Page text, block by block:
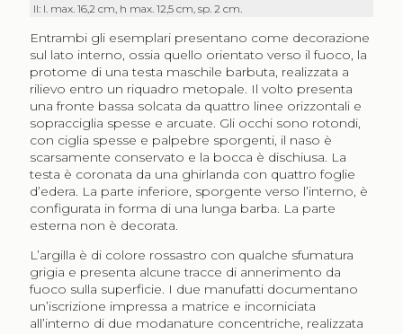
II: l. max. 16,2 cm, h max. 12,5 cm, sp. 2 cm.
Entrambi gli esemplari presentano come decorazione
sul lato interno, ossia quello orientato verso il fuoco, la
protome di una testa maschile barbuta, realizzata a
rilievo entro un riquadro metopale. Il volto presenta
una fronte bassa solcata da quattro linee orizzontali e
sopracciglia spesse e arcuate. Gli occhi sono rotondi,
con ciglia spesse e palpebre sporgenti, il naso è
scarsamente conservato e la bocca è dischiusa. La
testa è coronata da una ghirlanda con quattro foglie
d’edera. La parte inferiore, sporgente verso l’interno, è
configurata in forma di una lunga barba. La parte
esterna non è decorata.
L’argilla è di colore rossastro con qualche sfumatura
grigia e presenta alcune tracce di annerimento da
fuoco sulla superficie. I due manufatti documentano
un’iscrizione impressa a matrice e incorniciata
all’interno di due modanature concentriche, realizzata